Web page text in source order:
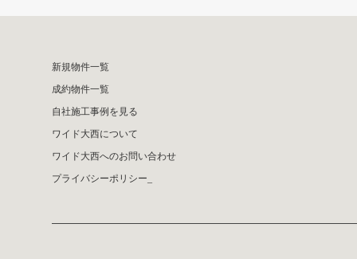
新規物件一覧
成約物件一覧
自社施工事例を見る
ワイド大西について
ワイド大西へのお問い合わせ
プライバシーポリシー_